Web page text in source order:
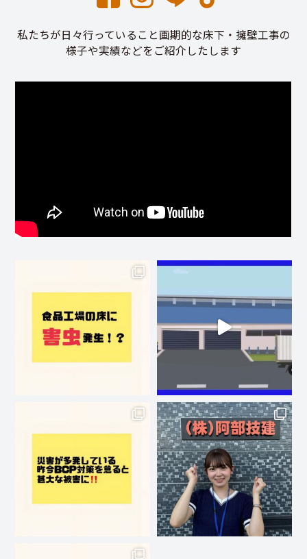
私たちが日々行っていること画期的な床下・擁壁工事の
様子や実績などをご紹介したします